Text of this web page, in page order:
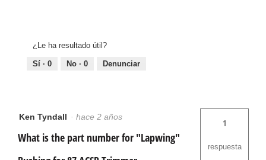
¿Le ha resultado útil?
Sí · 0 No · 0 Denunciar
Ken Tyndall · hace 2 años
What is the part number for "Lapwing"
1
respuesta